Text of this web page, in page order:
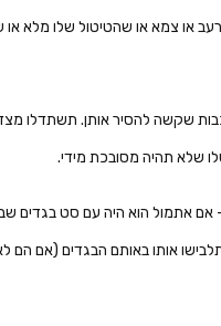
או צמא או שהטיטול שלו מלא
שקשה להסיר אותן. תשתדלו
שלא תהיה מסובכת מידי.
אתמול הוא היה עם סט בגדים
אותו באותם הבגדים (אם הם